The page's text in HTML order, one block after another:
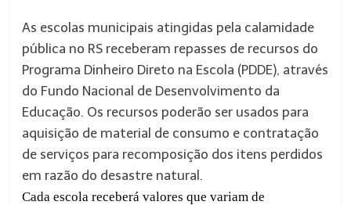
As escolas municipais atingidas pela calamidade
pública no RS receberam repasses de recursos do
Programa Dinheiro Direto na Escola (PDDE), através
do Fundo Nacional de Desenvolvimento da
Educação. Os recursos poderão ser usados para
aquisição de material de consumo e contratação
de serviços para recomposição dos itens perdidos
em razão do desastre natural.
Cada escola receberá valores que variam de